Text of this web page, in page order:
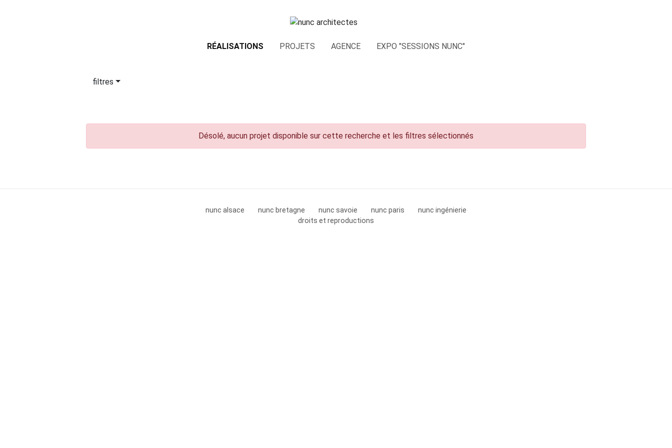
RÉALISATIONS PROJETS AGENCE EXPO "SESSIONS NUNC"
filtres
Désolé, aucun projet disponible sur cette recherche et les filtres sélectionnés
nunc alsace nunc bretagne nunc savoie nunc paris
nunc ingénierie
droits et reproductions